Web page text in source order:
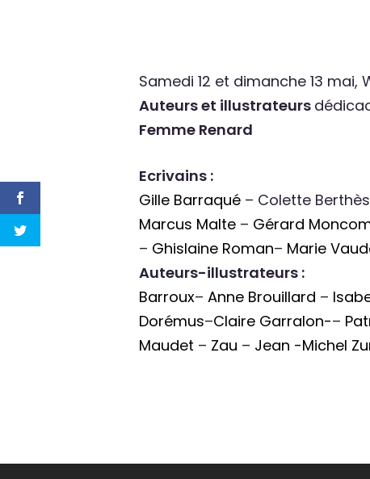
Samedi 12 et dimanche 13
Auteurs et illustrateurs
Femme Renard
Ecrivains :
Gille Barraqué – Colette
Marcus Malte – Gérard
– Ghislaine Roman– Marie
Auteurs-illustrateurs :
Barroux– Anne Brouillard –
Dorémus–Claire Garralon-–
Maudet – Zau – Jean -Michel